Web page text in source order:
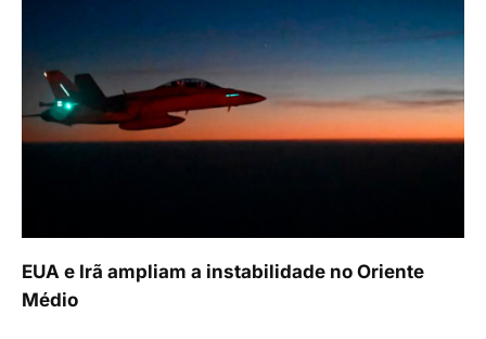
EUA e Irã ampliam a instabilidade no Oriente
Médio